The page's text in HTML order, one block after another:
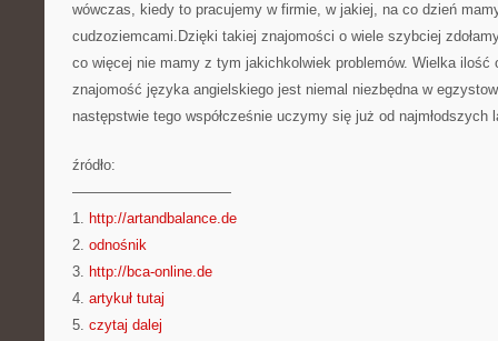
wówczas, kiedy to pracujemy w firmie, w jakiej, na co dzień
cudzoziemcami.Dzięki takiej znajomości o wiele szybciej
co więcej nie mamy z tym jakichkolwiek problemów. Wielka ilość
znajomość języka angielskiego jest niemal niezbędna w
następstwie tego współcześnie uczymy się już od najmłodszych
źródło:
———————————
1. http://artandbalance.de
2. odnośnik
3. http://bca-online.de
4. artykuł tutaj
5. czytaj dalej